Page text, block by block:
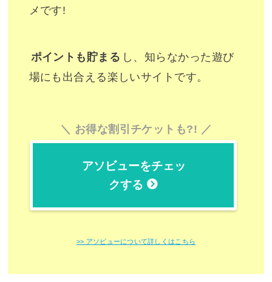
メです!
ポイントも貯まる し、知らなかった遊び
場にも出合える楽しいサイトです。
お得な割引チケットも?!
アソビューをチェッ
クする
>> アソビューについて詳しくはこちら